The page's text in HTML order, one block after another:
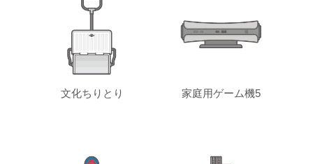
文化ちりとり 家庭用ゲーム機5